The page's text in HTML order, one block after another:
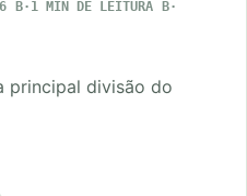
1 MIN DE LEITURA
principal divisão do